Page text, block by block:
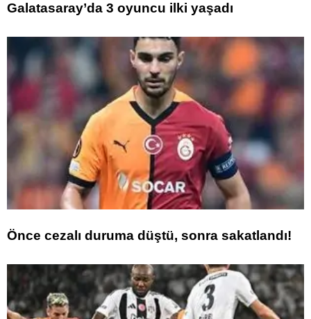
Galatasaray’da 3 oyuncu ilki yaşadı
Önce cezalı duruma düştü, sonra sakatlandı!